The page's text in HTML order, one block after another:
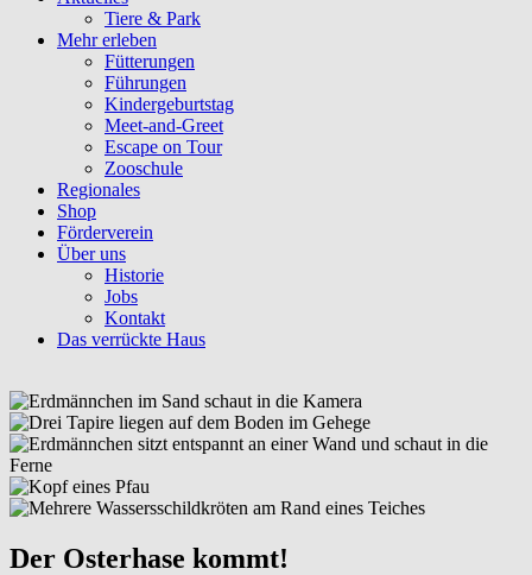
Tiere & Park
Mehr erleben
Fütterungen
Führungen
Kindergeburtstag
Meet-and-Greet
Escape on Tour
Zooschule
Regionales
Shop
Förderverein
Über uns
Historie
Jobs
Kontakt
Das verrückte Haus
Der Osterhase kommt!